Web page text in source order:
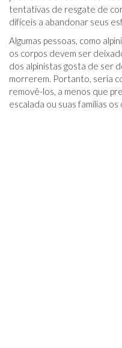
tentativas de resgate de
difíceis a abandonar seus
Algumas pessoas, como
os corpos devem ser
dos alpinistas gosta de ser
morrerem. Portanto, seria
removê-los, a menos que
escalada ou suas famílias os